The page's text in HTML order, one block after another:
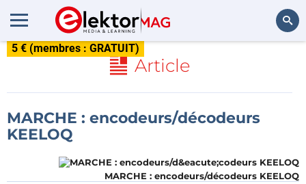
5 € (membres : GRATUIT)
Article
MARCHE : encodeurs/décodeurs
KEELOQ
MARCHE : encodeurs/décodeurs KEELOQ